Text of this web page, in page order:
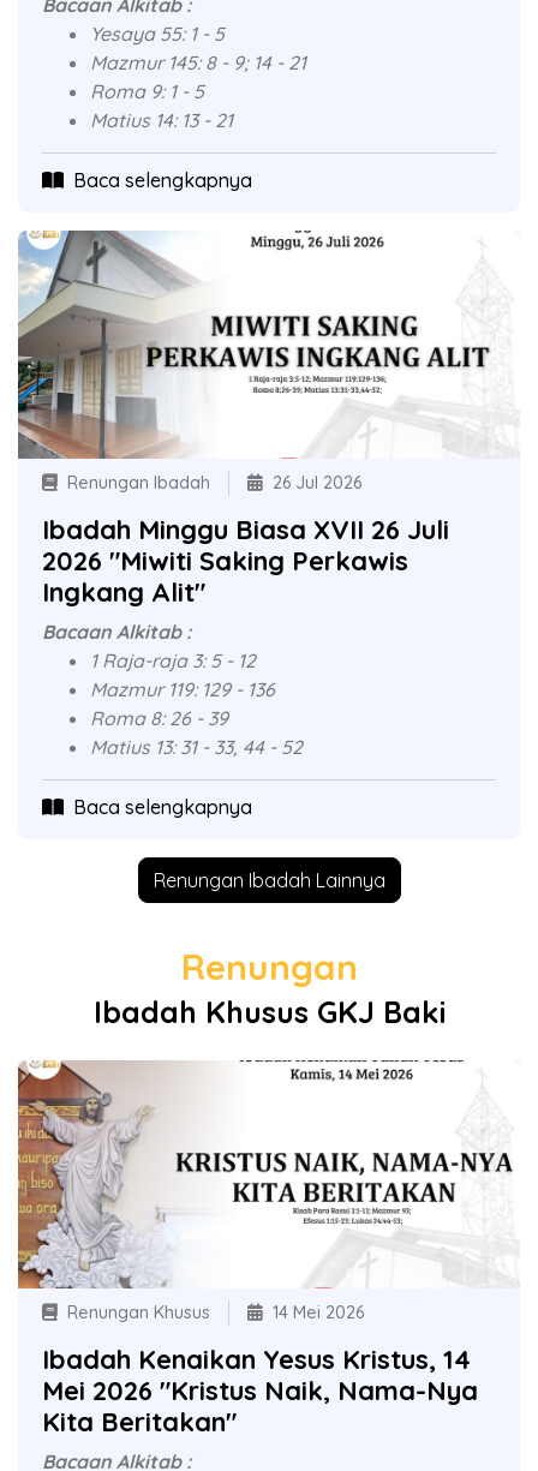
Bacaan Alkitab :
Yesaya 55: 1 - 5
Mazmur 145: 8 - 9; 14 - 21
Roma 9: 1 - 5
Matius 14: 13 - 21
Baca selengkapnya
Renungan Ibadah 26 Jul 2026
Ibadah Minggu Biasa XVII 26 Juli
2026 "Miwiti Saking Perkawis
Ingkang Alit"
Bacaan Alkitab :
1 Raja-raja 3: 5 - 12
Mazmur 119: 129 - 136
Roma 8: 26 - 39
Matius 13: 31 - 33, 44 - 52
Baca selengkapnya
Renungan Ibadah Lainnya
Renungan
Ibadah Khusus GKJ Baki
Renungan Khusus 14 Mei 2026
Ibadah Kenaikan Yesus Kristus, 14
Mei 2026 "Kristus Naik, Nama-Nya
Kita Beritakan"
Bacaan Alkitab :